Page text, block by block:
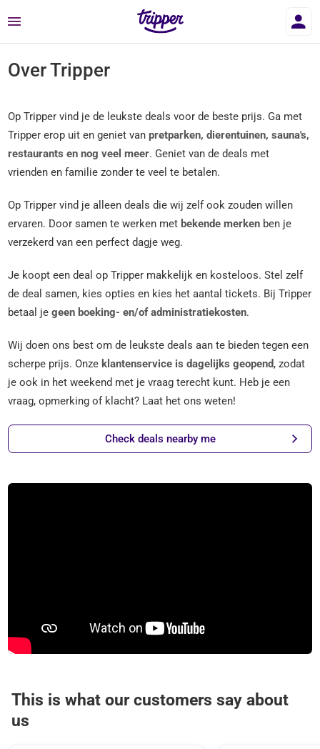
Menu
Over Tripper
Op Tripper vind je de leukste deals voor de beste prijs. Ga met
Tripper erop uit en geniet vanpretparken, dierentuinen, sauna's,
restaurants en nog veel meer. Geniet van de deals met
vrienden en familie zonder te veel te betalen.
Op Tripper vind je alleen deals die wij zelf ook zouden willen
ervaren. Door samen te werken met bekende merken ben je
verzekerd van een perfect dagje weg.
Je koopt een deal op Tripper makkelijk en kosteloos. Stel zelf
de deal samen, kies opties en kies het aantal tickets. Bij Tripper
betaal jegeen boeking- en/of administratiekosten.
Wij doen ons best om de leukste deals aan te bieden tegen een
scherpe prijs. Onze klantenservice is dagelijks geopend, zodat
je ook in het weekend met je vraag terecht kunt. Heb je een
vraag, opmerking of klacht? Laat het ons weten!
Check deals nearby me
This is what our customers say about
us